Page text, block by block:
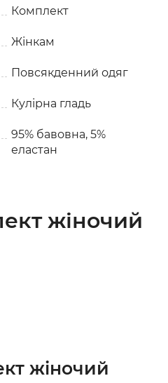
Комплект
Жінкам
Повсякденний одяг
Кулірна гладь
95% бавовна, 5%
еластан
жіночий
жіночий